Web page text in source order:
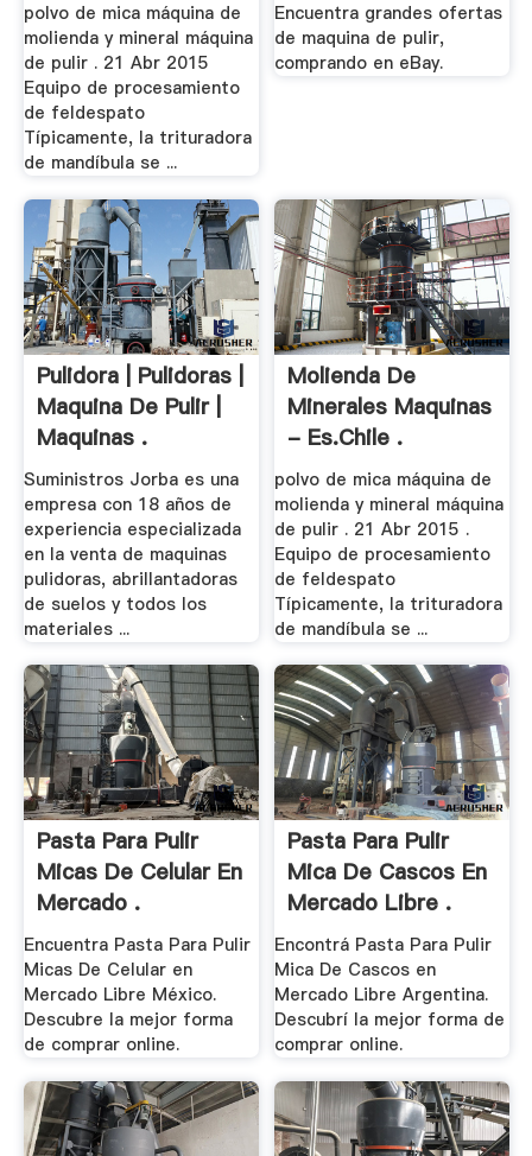
polvo de mica máquina de
molienda y mineral máquina
de pulir . 21 Abr 2015
Equipo de procesamiento
de feldespato
Típicamente, la trituradora
de mandíbula se ...
Encuentra grandes ofertas
de maquina de pulir,
comprando en eBay.
Pulidora | Pulidoras |
Maquina De Pulir |
Maquinas .
Suministros Jorba es una
empresa con 18 años de
experiencia especializada
en la venta de maquinas
pulidoras, abrillantadoras
de suelos y todos los
materiales ...
Molienda De
Minerales Maquinas
- Es.chile .
polvo de mica máquina de
molienda y mineral máquina
de pulir . 21 Abr 2015 .
Equipo de procesamiento
de feldespato
Típicamente, la trituradora
de mandíbula se ...
Pasta Para Pulir
Micas De Celular En
Mercado .
Encuentra Pasta Para Pulir
Micas De Celular en
Mercado Libre México.
Descubre la mejor forma
de comprar online.
Pasta Para Pulir
Mica De Cascos En
Mercado Libre .
Encontrá Pasta Para Pulir
Mica De Cascos en
Mercado Libre Argentina.
Descubrí la mejor forma de
comprar online.